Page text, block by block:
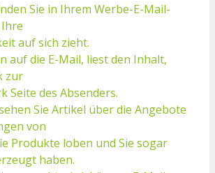
Sie in Ihrem Werbe-E-Mail-
auf sich zieht.
auf die E-Mail, liest den Inhalt,
zur
Seite des Absenders.
Sie Artikel über die Angebote
von
Produkte loben und Sie sogar
haben.